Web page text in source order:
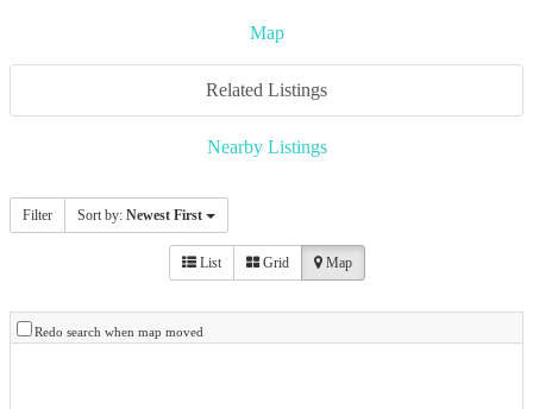
Map
Related Listings
Nearby Listings
Filter Sort by: Newest First
List Grid Map
Redo search when map moved